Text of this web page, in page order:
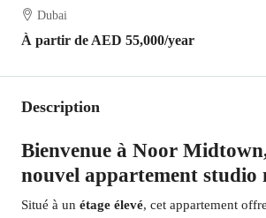
Dubai
À partir de AED 55,000/year
Description
Bienvenue à Noor
nouvel appartement studio
Situé à un étage élevé, cet appartement